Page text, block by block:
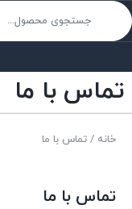
تماس با ما
خانه / تماس با ما
تماس با ما